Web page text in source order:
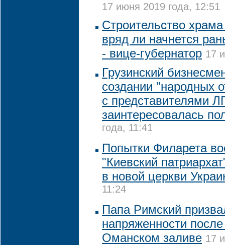
17 июня 2019 года, 12:51
Строительство
вряд ли начнется
- вице-губернатор 17
Грузинский
создании "народных
с представителями
заинтересовалась
года, 11:41
Попытки Филарета
"Киевский
в новой церкви
11:24
Папа Римский
напряженности
Оманском заливе 17